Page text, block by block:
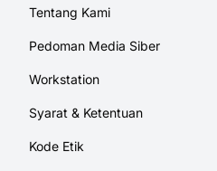
Tentang Kami
Pedoman Media Siber
Workstation
Syarat & Ketentuan
Kode Etik